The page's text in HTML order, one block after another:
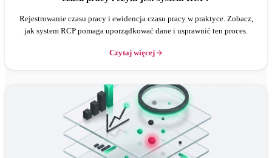
Rejestrowanie czasu pracy i ewidencja czasu pracy w praktyce. Zobacz,
jak system RCP pomaga uporządkować dane i usprawnić ten proces.
Czytaj więcej